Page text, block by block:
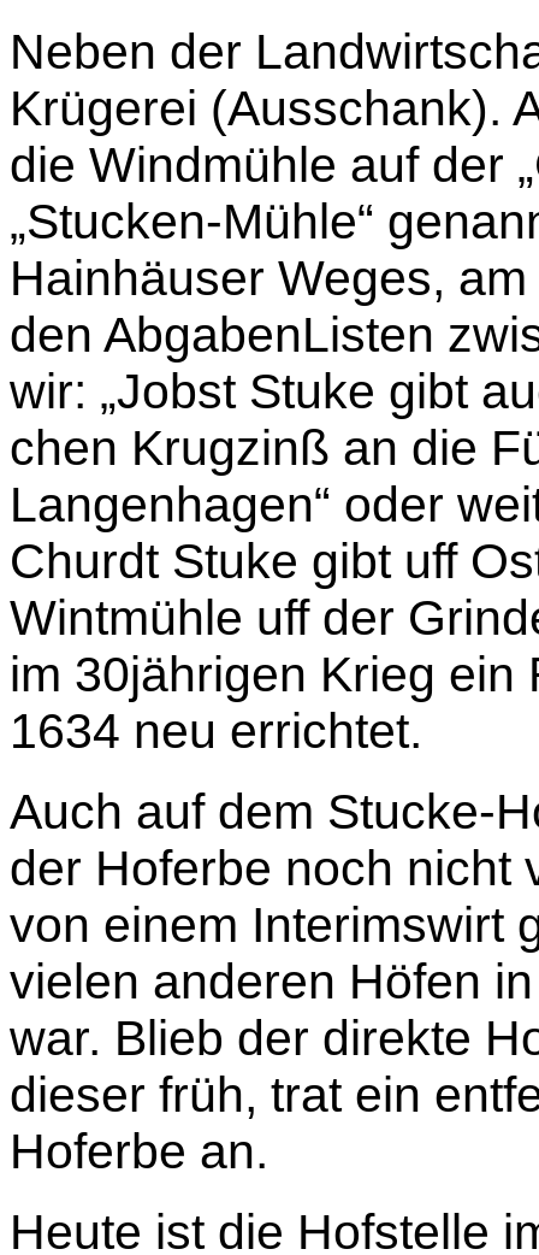
Neben der
Krügerei (Ausschank).
die Windmühle auf der
„Stucken-Mühle“
Hainhäuser Weges,
den AbgabenListen
wir: „Jobst Stuke gibt
chen Krugzinß an die
Langenhagen“ oder
Churdt Stuke gibt uff
Wintmühle uff der
im 30jährigen Krieg ein
1634 neu errichtet.
Auch auf dem Stucke-
der Hoferbe noch nicht
von einem Interimswirt
vielen anderen Höfen
war. Blieb der direkte
dieser früh, trat ein
Hoferbe an.
Heute ist die Hofstelle